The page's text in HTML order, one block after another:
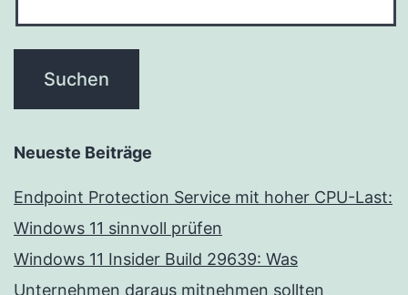
Neueste Beiträge
Endpoint Protection Service mit hoher CPU-Last:
Windows 11 sinnvoll prüfen
Windows 11 Insider Build 29639: Was
Unternehmen daraus mitnehmen sollten